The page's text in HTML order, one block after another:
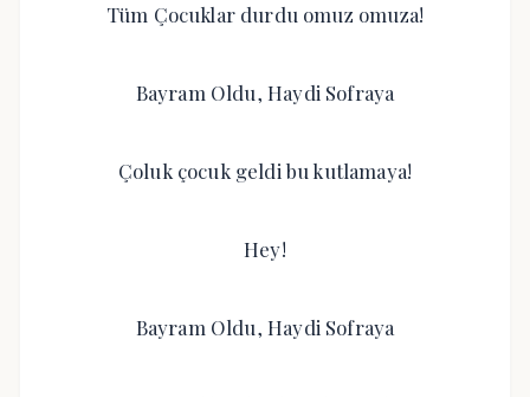
Tüm Çocuklar durdu omuz omuza!
Bayram Oldu, Haydi Sofraya
Çoluk çocuk geldi bu kutlamaya!
Hey!
Bayram Oldu, Haydi Sofraya